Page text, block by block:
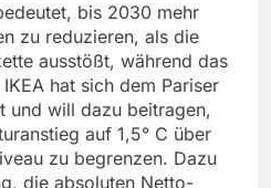
bis 2030 mehr
zu reduzieren, als die
ausstößt, während das
hat sich dem Pariser
und will dazu beitragen,
auf 1,5° C über
zu begrenzen. Dazu
die absoluten Netto-